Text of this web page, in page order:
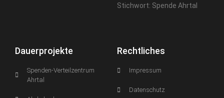
Stichwort: Spende Ahrtal
Dauerprojekte
Spenden-Verteilzentrum
Ahrtal
Rechtliches
Impressum
Datenschutz